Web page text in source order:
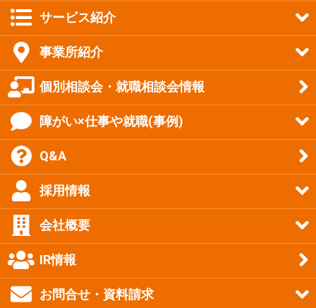
サービス紹介
事業所紹介
個別相談会・就職相談会情報
障がい×仕事や就職(事例)
Q&A
採用情報
会社概要
IR情報
お問合せ・資料請求